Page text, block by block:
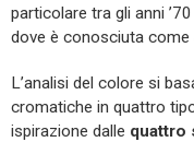
particolare tra gli anni
dove è conosciuta come
L’analisi del colore si
cromatiche in quattro
ispirazione dalle quattro